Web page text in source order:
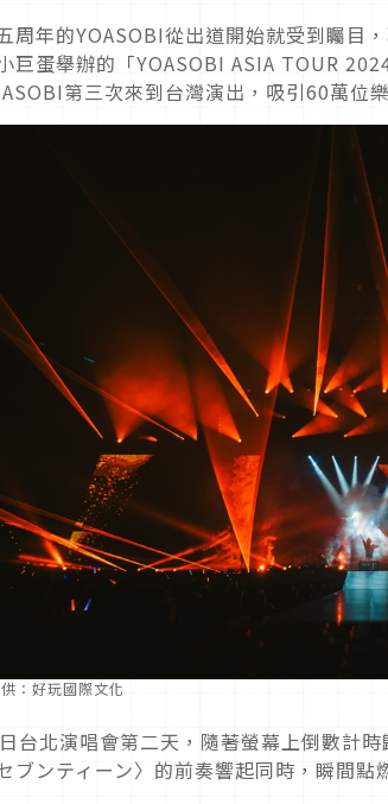
周年的YOASOBI從出道開始就受到矚目
巨蛋舉辦的「YOASOBI ASIA TOUR
第三次來到台灣演出，吸引60萬位
：好玩國際文化
台北演唱會第二天，隨著螢幕上倒數計
ブンティーン〉的前奏響起同時，瞬間點